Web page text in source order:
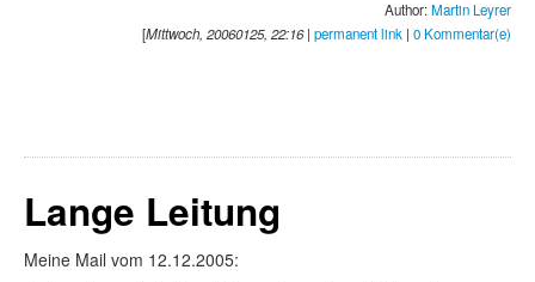
Author:Martin Leyrer
[Mittwoch, 20060125, 22:16| permanent link | 0 Kommentar(e)
Lange Leitung
Meine Mail vom 12.12.2005: